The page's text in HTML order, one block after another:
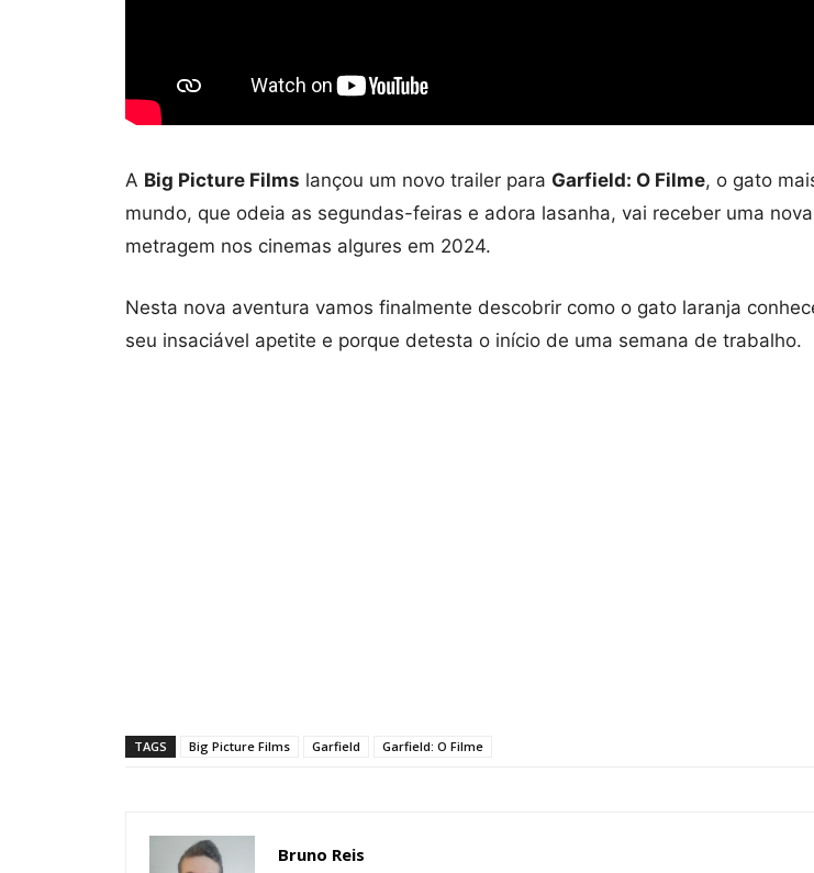
A Big Picture Films lançou um novo trailer para Garfield: O Filme, o gato
mundo, que odeia as segundas-feiras e adora lasanha, vai receber uma
metragem nos cinemas algures em 2024.
Nesta nova aventura vamos finalmente descobrir como o gato laranja
seu insaciável apetite e porque detesta o início de uma semana de trabalho.
TAGS Big Picture Films Garfield Garfield: O Filme
Bruno Reis